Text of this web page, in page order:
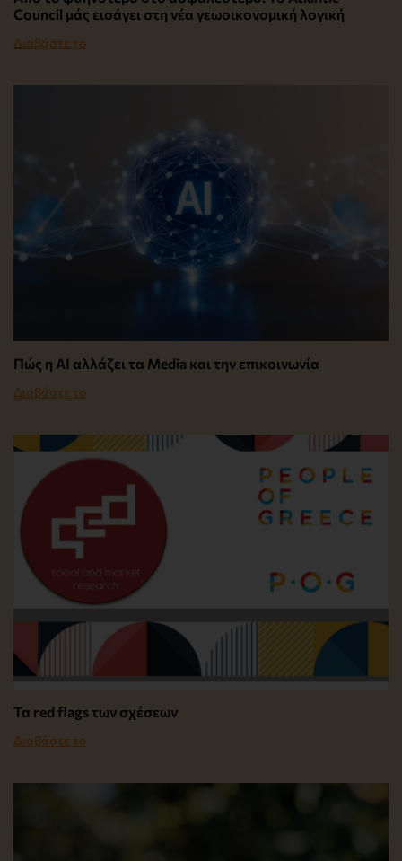
Council μάς εισάγει στη νέα γεωοικονομική λογική
Διαβάστε το
Πώς η AI αλλάζει τα Media και την επικοινωνία
Διαβάστε το
Τα red flags των σχέσεων
Διαβάστε το